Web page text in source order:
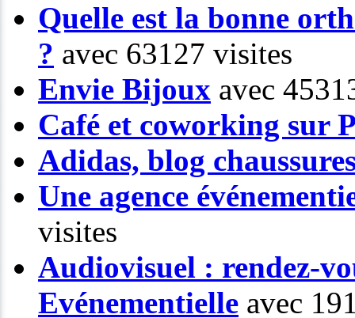
Quelle est la bonne
? avec 63127 visites
Envie Bijoux avec
Café et coworking sur
Adidas, blog
Une agence
visites
Audiovisuel : rendez-
Evénementielle avec